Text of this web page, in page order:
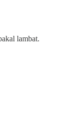
lambat.